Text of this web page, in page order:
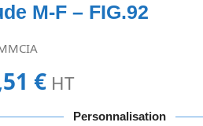
M-F – FIG.92
€ HT
Personnalisation